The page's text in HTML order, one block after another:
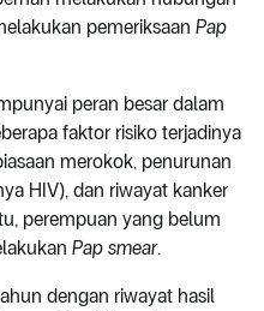
pemeriksaan Pap
peran besar dalam
faktor risiko terjadinya
merokok, penurunan
HIV), dan riwayat kanker
perempuan yang belum
Pap smear.
dengan riwayat hasil